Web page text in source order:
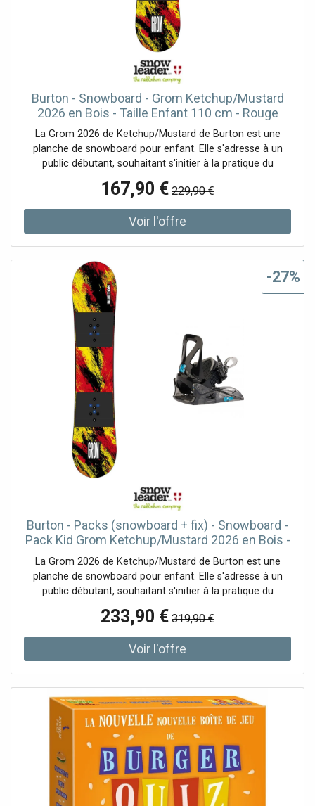
Burton - Snowboard - Grom Ketchup/Mustard
2026 en Bois - Taille Enfant 110 cm - Rouge
La Grom 2026 de Ketchup/Mustard de Burton est une
planche de snowboard pour enfant. Elle s'adresse à un
public débutant, souhaitant s'initier à la pratique du
échapper pour de bon à l'apprentissage du ski et qui
préfèrent le côté fun du snowboard. La combinaison
d'une semelle convexe et du flex le plus souple possible
rend l'apprentissage très amusant. Le profil de cambre
équilibre et contrôle de la planche.Le noyau en bois FSC™
Certified Fly™ qui équipe la planche la rend légère sans
sacrifier sa solidité.Avec son flex ultra souple (1/10) et ses
carres relevées sur tout le pourtour de la planche, la Grom
rend l'apprentissage du snowboard sur piste plus ludique
même pour les mini-riders les plus légers.
167,90 € 229,90 €
Burton - Packs (snowboard + fix) - Snowboard -
Pack Kid Grom Ketchup/Mustard 2026 en Bois -
Rouge
La Grom 2026 de Ketchup/Mustard de Burton est une
planche de snowboard pour enfant. Elle s'adresse à un
public débutant, souhaitant s'initier à la pratique du
échapper pour de bon à l'apprentissage du ski et qui
préfèrent le côté fun du snowboard. La combinaison
d'une semelle convexe et du flex le plus souple possible
rend l'apprentissage très amusant. Le profil de cambre
équilibre et contrôle de la planche.Le noyau en bois FSC™
Certified Fly™ qui équipe la planche la rend légère sans
sacrifier sa solidité.Avec son flex ultra souple (1/10) et ses
carres relevées sur tout le pourtour de la planche, la Grom
rend l'apprentissage du snowboard sur piste plus ludique
même pour les mini-riders les plus légers.
233,90 € 319,90 €
-27%